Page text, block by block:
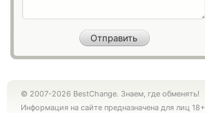
© 2007-2026 BestChange. Знаем, где обменять!
Информация на сайте предназначена для лиц 18+